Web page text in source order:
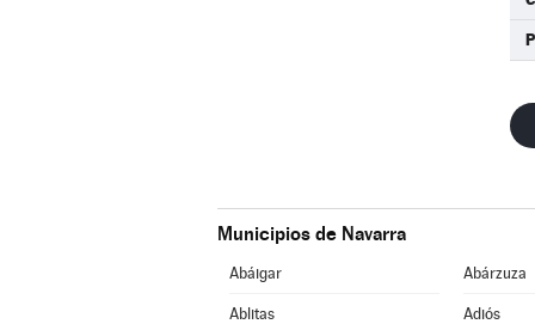
Municipios de Navarra
Abáigar Abárzuza
Ablitas Adiós